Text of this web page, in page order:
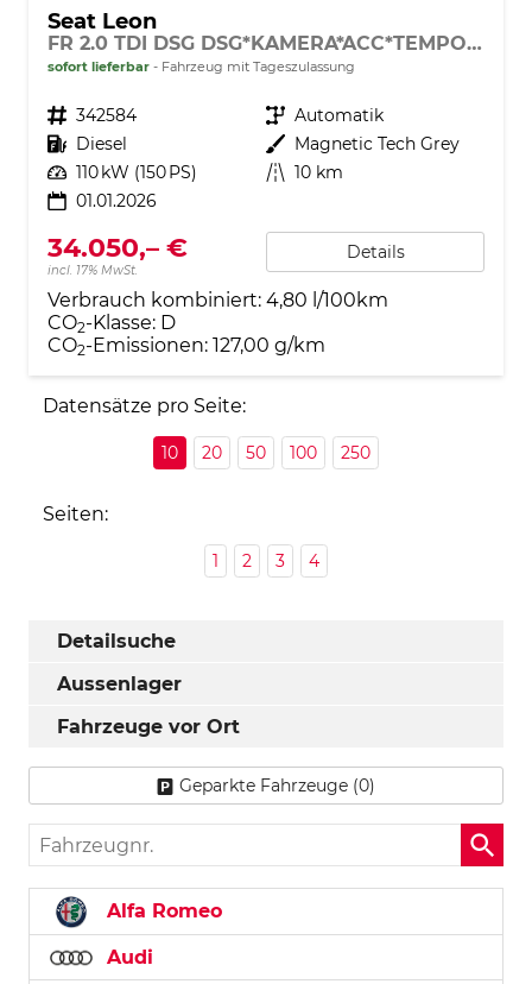
Seat Leon
FR 2.0 TDI DSG DSG*KAMERA*ACC*TEMPOMAT*NAVI*3-ZONE KLIMAAUTOMATIK*VIRTUAL COCKPIT*
sofort lieferbar Fahrzeug mit Tageszulassung
Fahrzeugnr. 342584 Getriebe Automatik
Kraftstoff Diesel Außenfarbe Magnetic Tech Grey
Leistung 110 kW (150 PS) Kilometerstand 10 km
01.01.2026
34.050,– €
incl. 17% MwSt.
Details
Verbrauch kombiniert: 4,80 l/100km
CO2-Klasse: D
CO2-Emissionen: 127,00 g/km
Datensätze pro Seite:
10 20 50 100 250
Seiten:
1 2 3 4
Detailsuche
Aussenlager
Fahrzeuge vor Ort
Geparkte Fahrzeuge (0)
Fahrzeugnr.
Alfa Romeo
Audi